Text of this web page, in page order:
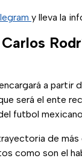
y lleva la
a partir
será el ente
futbol
de
como son el